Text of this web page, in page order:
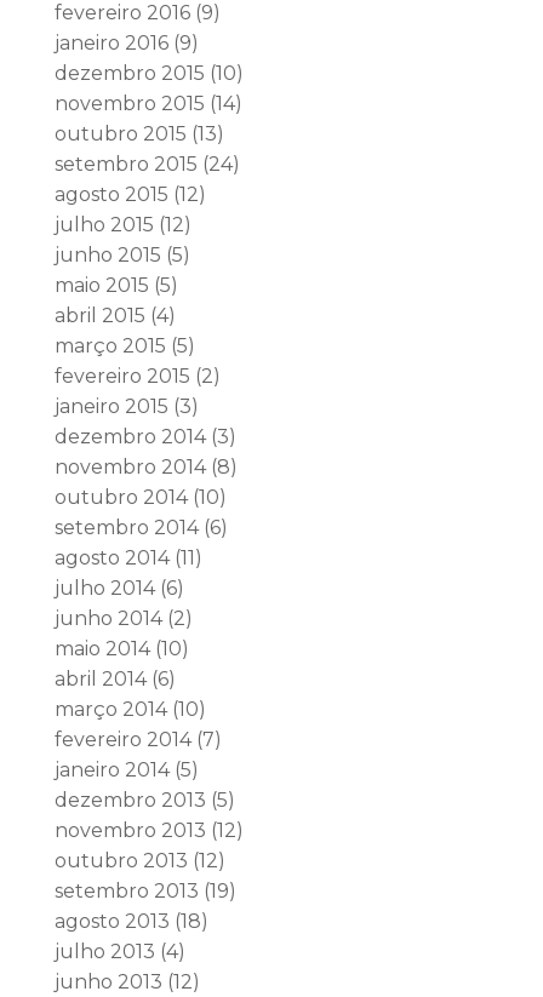
fevereiro 2016(9)
janeiro 2016(9)
dezembro 2015 (10)
novembro 2015 (14)
outubro 2015 (13)
setembro 2015 (24)
agosto 2015 (12)
julho 2015 (12)
junho 2015 (5)
maio 2015 (5)
abril 2015 (4)
março 2015 (5)
fevereiro 2015 (2)
janeiro 2015 (3)
dezembro 2014(3)
novembro 2014(8)
outubro 2014(10)
setembro 2014(6)
agosto 2014(11)
julho 2014(6)
junho 2014(2)
maio 2014(10)
abril 2014(6)
março 2014(10)
fevereiro 2014(7)
janeiro 2014(5)
dezembro 2013 (5)
novembro 2013 (12)
outubro 2013 (12)
setembro 2013 (19)
agosto 2013 (18)
julho 2013 (4)
junho 2013 (12)